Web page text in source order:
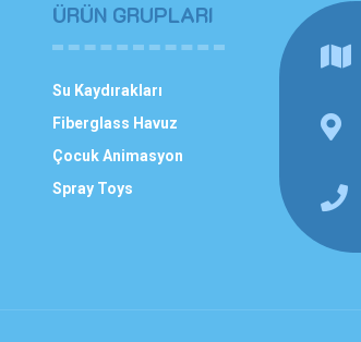
ÜRÜN GRUPLARI
Su Kaydırakları
Fiberglass Havuz
Çocuk Animasyon
Spray Toys